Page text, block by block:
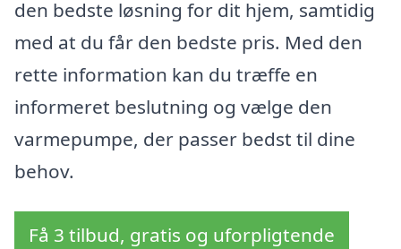
den bedste løsning for dit hjem, samtidig
med at du får den bedste pris. Med den
rette information kan du træffe en
informeret beslutning og vælge den
varmepumpe, der passer bedst til dine
behov.
Få 3 tilbud, gratis og uforpligtende